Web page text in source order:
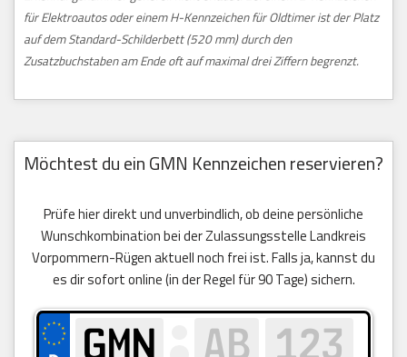
für Elektroautos oder einem H-Kennzeichen für Oldtimer ist der Platz
auf dem Standard-Schilderbett (520 mm) durch den
Zusatzbuchstaben am Ende oft auf maximal drei Ziffern begrenzt.
Möchtest du ein GMN Kennzeichen reservieren?
Prüfe hier direkt und unverbindlich, ob deine persönliche
Wunschkombination bei der Zulassungsstelle Landkreis
Vorpommern-Rügen aktuell noch frei ist. Falls ja, kannst du
es dir sofort online (in der Regel für 90 Tage) sichern.